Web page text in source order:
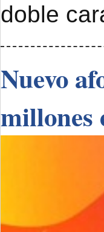
doble
Nuevo
millones